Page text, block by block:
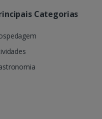
Categorias